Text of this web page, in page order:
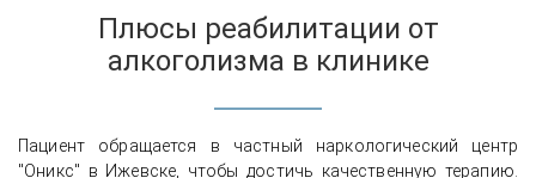
Плюсы реабилитации от
алкоголизма в клинике
Пациент обращается в частный наркологический центр
"Оникс" в Ижевске, чтобы достичь качественную терапию.